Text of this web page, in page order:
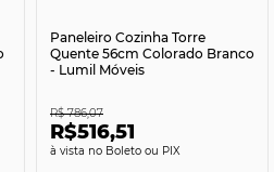
Paneleiro Cozinha Torre
Quente 56cm Colorado Branco
- Lumil Móveis
R$516,51
no Boleto ou PIX
R$ 786,07